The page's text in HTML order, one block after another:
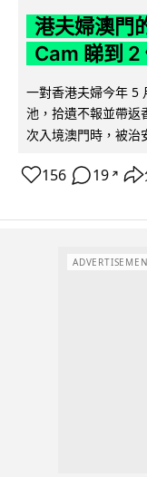
港夫婦澳門
Cam 睇到 2
一對香港夫婦今年 5
池，拾遺不報並帶返
次入境澳門時，被治
156 19 ↗